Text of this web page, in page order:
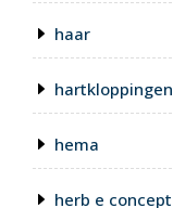
haar
hartkloppingen
hema
herb e concept